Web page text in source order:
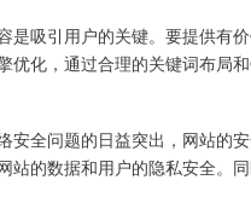
是吸引用户的关键。要提供有
优化，通过合理的关键词布局
安全问题的日益突出，网站的
站的数据和用户的隐私安全。